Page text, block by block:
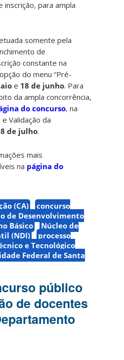
inscrição, para ampla
somente pela
de
constante na
do menu “Pré-
e 18 de junho. Para
da ampla concorrência,
do concurso, na
Validação da
de julho.
mais
na página do
(CA)
concurso
de Desenvolvimento
Básico
Núcleo de
(NDI)
processo
e Tecnológico
Federal de Santa
público
de docentes